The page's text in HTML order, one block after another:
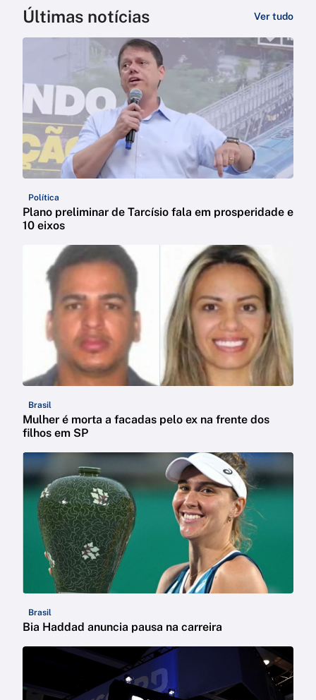
Últimas notícias Ver tudo
Política
Plano preliminar de Tarcísio fala em prosperidade e
10 eixos
Brasil
Mulher é morta a facadas pelo ex na frente dos
filhos em SP
Brasil
Bia Haddad anuncia pausa na carreira